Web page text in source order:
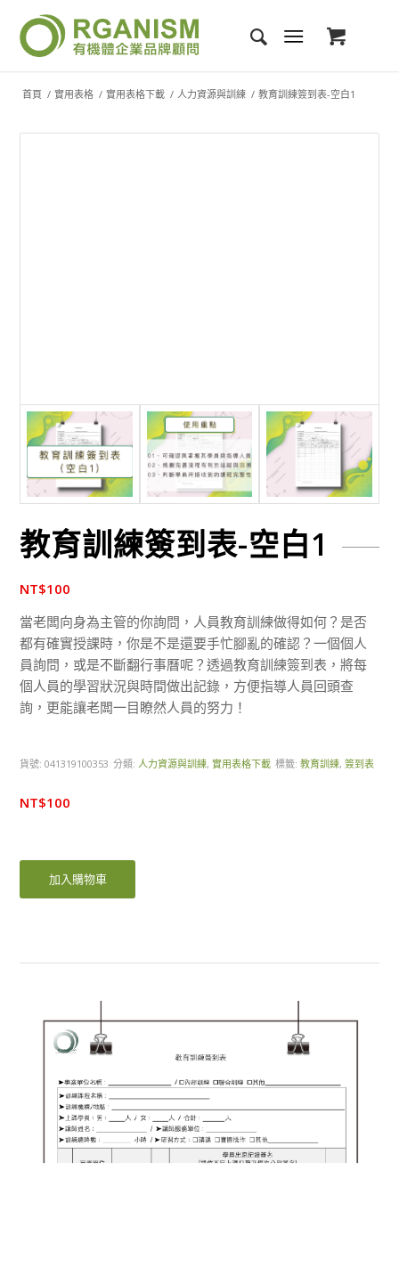
首頁 / 實用表格 / 實用表格下載 / 人力資源與訓練 / 教育訓練簽到表-空白1
教育訓練簽到表-空白1
NT$100
當老闆向身為主管的你詢問，人員教育訓練做得如何？是否
都有確實授課時，你是不是還要手忙腳亂的確認？一個個人
員詢問，或是不斷翻行事曆呢？透過教育訓練簽到表，將每
個人員的學習狀況與時間做出記錄，方便指導人員回頭查
詢，更能讓老闆一目瞭然人員的努力！
貨號: 041319100353 分類: 人力資源與訓練,實用表格下載 標籤:教育訓練,簽到表
NT$100
加入購物車